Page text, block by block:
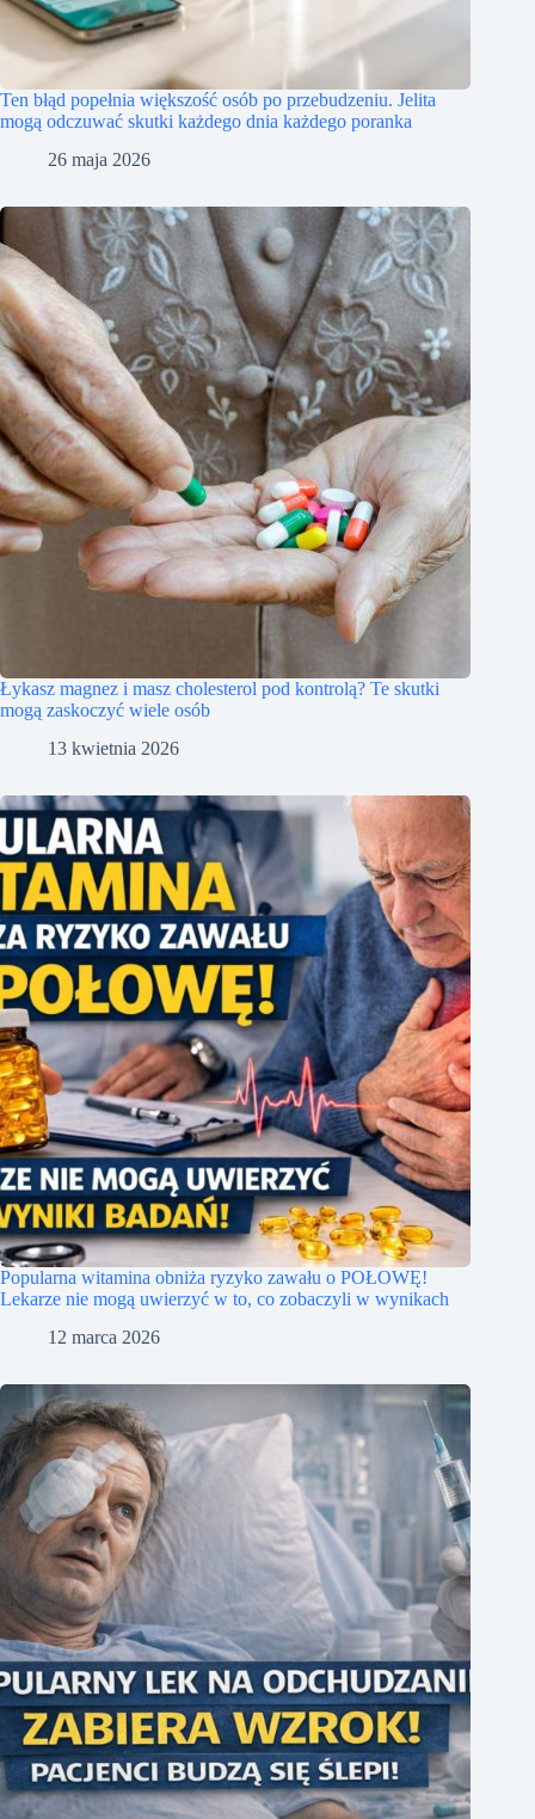
Ten błąd popełnia większość osób po przebudzeniu. Jelita
mogą odczuwać skutki każdego dnia każdego poranka
26 maja 2026
Łykasz magnez i masz cholesterol pod kontrolą? Te skutki
mogą zaskoczyć wiele osób
13 kwietnia 2026
Popularna witamina obniża ryzyko zawału o POŁOWĘ!
Lekarze nie mogą uwierzyć w to, co zobaczyli w wynikach
12 marca 2026